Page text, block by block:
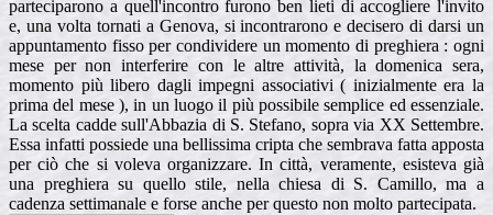
parteciparono a quell'incontro furono ben lieti di accogliere l'invito
e, una volta tornati a Genova, si incontrarono e decisero di darsi un
appuntamento fisso per condividere un momento di preghiera : ogni
mese per non interferire con le altre attività, la domenica sera,
momento più libero dagli impegni associativi ( inizialmente era la
prima del mese ), in un luogo il più possibile semplice ed essenziale.
La scelta cadde sull'Abbazia di S. Stefano, sopra via XX Settembre.
Essa infatti possiede una bellissima cripta che sembrava fatta apposta
per ciò che si voleva organizzare. In città, veramente, esisteva già
una preghiera su quello stile, nella chiesa di S. Camillo, ma a
cadenza settimanale e forse anche per questo non molto partecipata.